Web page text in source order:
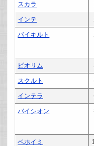
スカラ
インテ
バイキルト
ピオリム
スクルト
インテラ
バイシオン
ベホイミ